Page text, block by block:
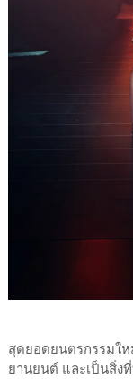
สุดยอดยนตรกรรมให
ยานยนต์ และเป็นสิ่ง